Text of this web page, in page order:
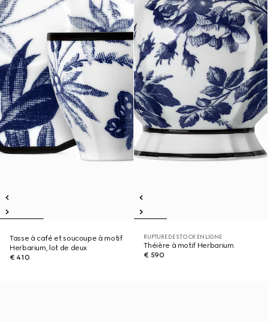
Tasse à café et soucoupe à motif
Herbarium, lot de deux
€ 410
RUPTURE DE STOCK EN LIGNE
Théière à motif Herbarium
€ 590